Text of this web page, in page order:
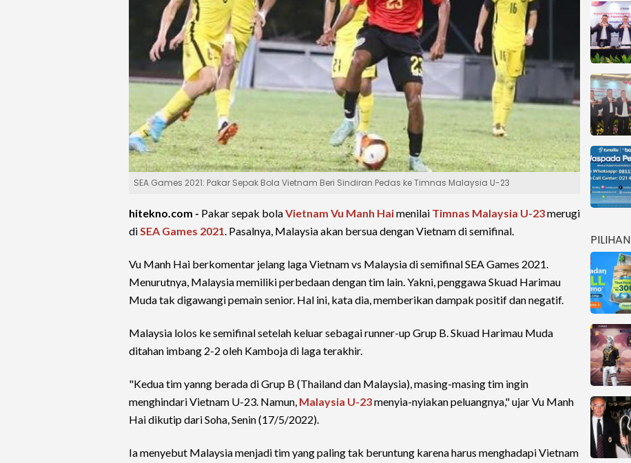
SEA Games 2021: Pakar Sepak Bola Vietnam Beri Sindiran Pedas ke Timnas Malaysia U-23
hitekno.com - Pakar sepak bolaVietnam Vu Manh Haimenilai Timnas Malaysia U-23merugi
diSEA Games 2021. Pasalnya, Malaysia akan bersua dengan Vietnam di semifinal.
Vu Manh Hai berkomentar jelang laga Vietnam vs Malaysia di semifinal SEA Games 2021.
Menurutnya, Malaysia memiliki perbedaan dengan tim lain. Yakni, penggawa Skuad Harimau
Muda tak digawangi pemain senior. Hal ini, kata dia, memberikan dampak positif dan negatif.
Malaysia lolos ke semifinal setelah keluar sebagai runner-up Grup B. Skuad Harimau Muda
ditahan imbang 2-2 oleh Kamboja di laga terakhir.
"Kedua tim yanng berada di Grup B (Thailand dan Malaysia), masing-masing tim ingin
menghindari Vietnam U-23. Namun, Malaysia U-23menyia-nyiakan peluangnya," ujar Vu Manh
Hai dikutip dari Soha, Senin (17/5/2022).
Ia menyebut Malaysia menjadi tim yang paling tak beruntung karena harus menghadapi Vietnam
PILIHAN